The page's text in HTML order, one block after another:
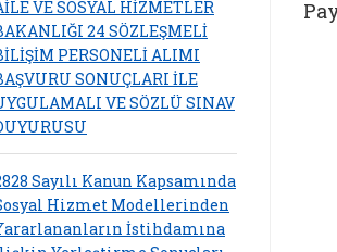
VE SOSYAL HİZMETLER
24 SÖZLEŞMELİ
PERSONELİ ALIMI
SONUÇLARI İLE
VE SÖZLÜ SINAV
Sayılı Kanun Kapsamında
Hizmet Modellerinden
İstihdamına